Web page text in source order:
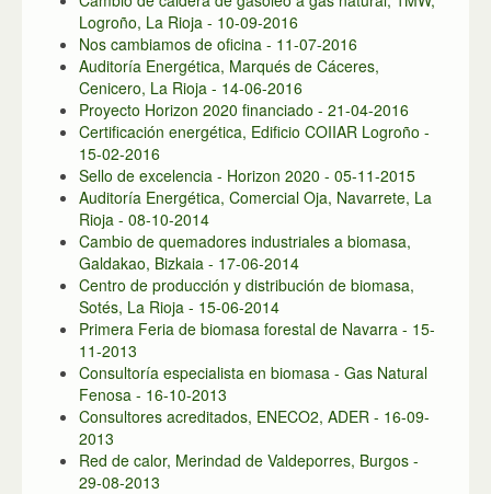
Logroño, La Rioja - 10-09-2016
Nos cambiamos de oficina - 11-07-2016
Auditoría Energética, Marqués de Cáceres,
Cenicero, La Rioja - 14-06-2016
Proyecto Horizon 2020 financiado - 21-04-2016
Certificación energética, Edificio COIIAR Logroño -
15-02-2016
Sello de excelencia - Horizon 2020 - 05-11-2015
Auditoría Energética, Comercial Oja, Navarrete, La
Rioja - 08-10-2014
Cambio de quemadores industriales a biomasa,
Galdakao, Bizkaia - 17-06-2014
Centro de producción y distribución de biomasa,
Sotés, La Rioja - 15-06-2014
Primera Feria de biomasa forestal de Navarra - 15-
11-2013
Consultoría especialista en biomasa - Gas Natural
Fenosa - 16-10-2013
Consultores acreditados, ENECO2, ADER - 16-09-
2013
Red de calor, Merindad de Valdeporres, Burgos -
29-08-2013